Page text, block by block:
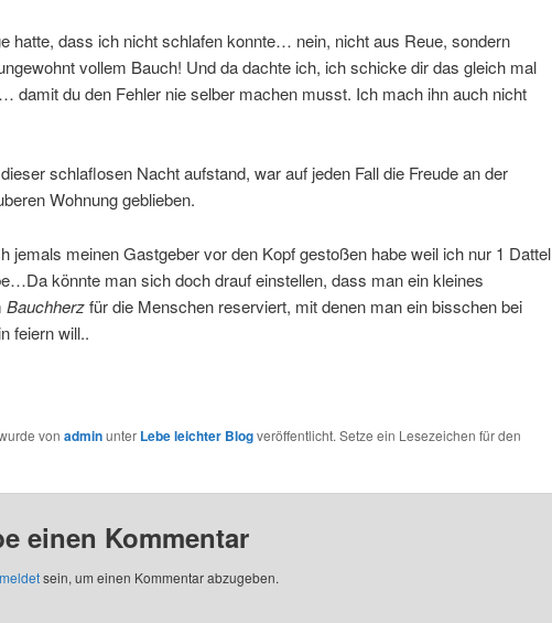
hatte, dass ich nicht schlafen konnte… nein, nicht aus Reue, sondern
vollem Bauch! Und da dachte ich, ich schicke dir das gleich mal
damit du den Fehler nie selber machen musst. Ich mach ihn auch nicht
schlaflosen Nacht aufstand, war auf jeden Fall die Freude an der
Wohnung geblieben.
jemals meinen Gastgeber vor den Kopf gestoßen habe weil ich nur 1 Dattel
könnte man sich doch drauf einstellen, dass man ein kleines
Bauchherzfür die Menschen reserviert, mit denen man ein bisschen bei
feiern will..
von adminunter Lebe leichter Blogveröffentlicht. Setze ein Lesezeichen für den
einen Kommentar
sein, um einen Kommentar abzugeben.